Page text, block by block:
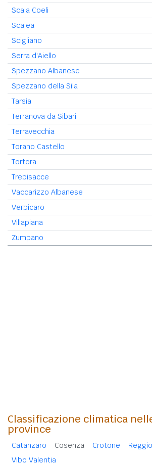
Scala Coeli
Scalea
Scigliano
Serra d'Aiello
Spezzano Albanese
Spezzano della Sila
Tarsia
Terranova da Sibari
Terravecchia
Torano Castello
Tortora
Trebisacce
Vaccarizzo Albanese
Verbicaro
Villapiana
Zumpano
Classificazione climatica
province
Catanzaro Cosenza Crotone
Vibo Valentia